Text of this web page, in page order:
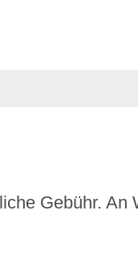
Gebühr. An